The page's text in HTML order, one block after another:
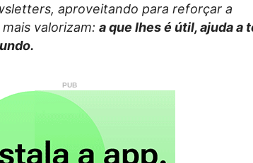
aproveitando para reforçar a
valorizam: a que lhes é útil, ajuda a